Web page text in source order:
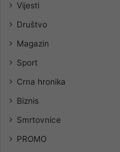
Vijesti
Društvo
Magazin
Sport
Crna hronika
Biznis
Smrtovnice
PROMO